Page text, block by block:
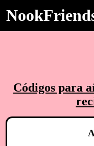
Códigos para